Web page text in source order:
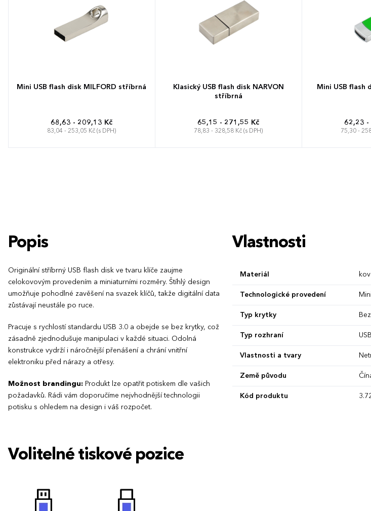
Mini USB flash disk MILFORD stříbrná
68,63 - 209,13 Kč
83,04 - 253,05 Kč (s DPH)
Klasický USB flash disk NARVON
stříbrná
65,15 - 271,55 Kč
78,83 - 328,58 Kč (s DPH)
Mini USB flash
62,23 -
75,30 -
Popis
Originální stříbrný USB flash disk ve tvaru klíče zaujme
celokovovým provedením a miniaturními rozměry. Štíhlý design
umožňuje pohodlné zavěšení na svazek klíčů, takže digitální data
zůstávají neustále po ruce.
Pracuje s rychlostí standardu USB 3.0 a obejde se bez krytky, což
zásadně zjednodušuje manipulaci v každé situaci. Odolná
konstrukce vydrží i náročnější přenášení a chrání vnitřní
elektroniku před nárazy a otřesy.
Možnost brandingu: Produkt lze opatřit potiskem dle vašich
požadavků. Rádi vám doporučíme nejvhodnější technologii
potisku s ohledem na design i váš rozpočet.
Vlastnosti
Materiál
Technologické provedení
Typ krytky
Typ rozhraní
Vlastnosti a tvary
Země původu
Kód produktu
Volitelné tiskové pozice